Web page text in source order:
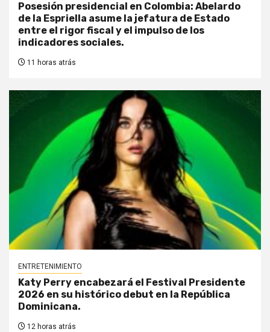
Posesión presidencial en Colombia: Abelardo
de la Espriella asume la jefatura de Estado
entre el rigor fiscal y el impulso de los
indicadores sociales.
11 horas atrás
ENTRETENIMIENTO
Katy Perry encabezará el Festival Presidente
2026 en su histórico debut en la República
Dominicana.
12 horas atrás